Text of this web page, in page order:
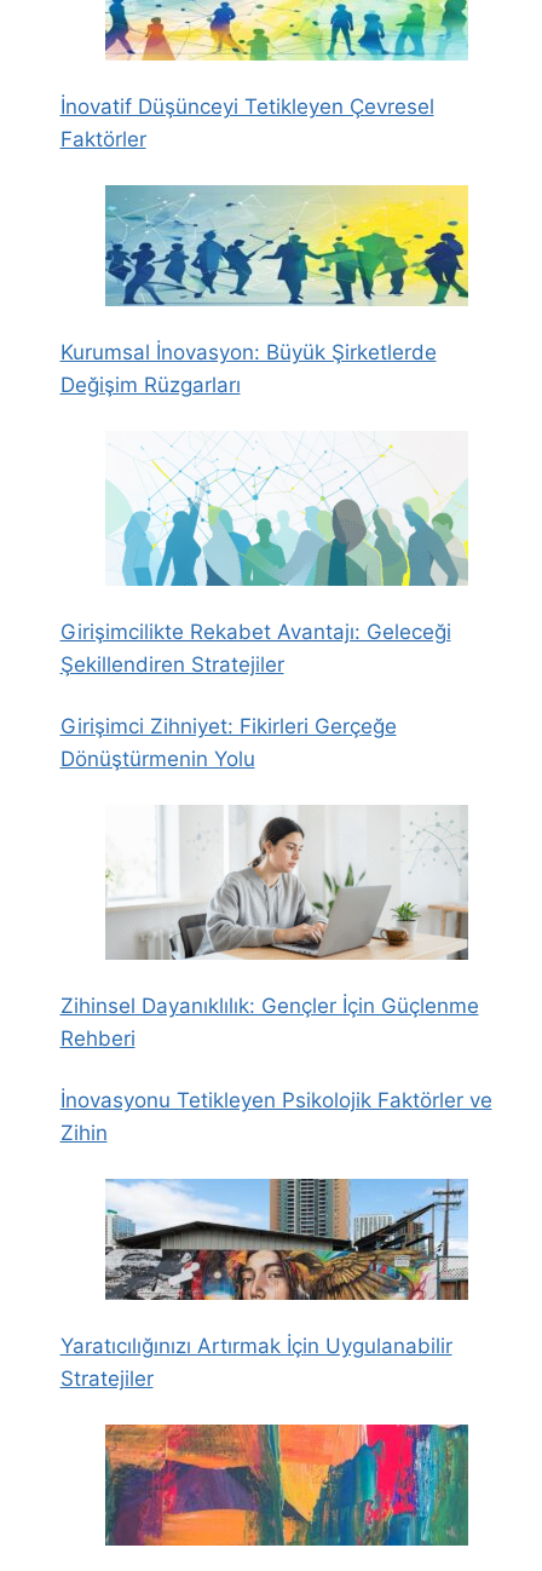
İnovatif Düşünceyi Tetikleyen Çevresel
Faktörler
Kurumsal İnovasyon: Büyük Şirketlerde
Değişim Rüzgarları
Girişimcilikte Rekabet Avantajı: Geleceği
Şekillendiren Stratejiler
Girişimci Zihniyet: Fikirleri Gerçeğe
Dönüştürmenin Yolu
Zihinsel Dayanıklılık: Gençler İçin Güçlenme
Rehberi
İnovasyonu Tetikleyen Psikolojik Faktörler ve
Zihin
Yaratıcılığınızı Artırmak İçin Uygulanabilir
Stratejiler